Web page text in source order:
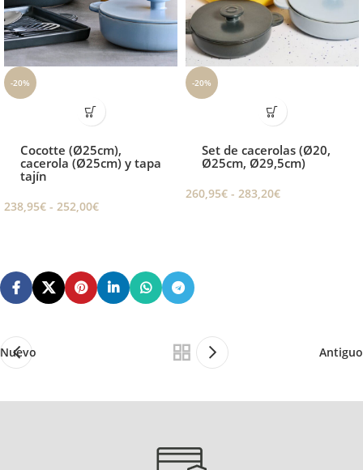
-20%
Cocotte (Ø25cm),
cacerola (Ø25cm) y tapa
tajín
238,95€ - 252,00€
-20%
Set de cacerolas (Ø20,
Ø25cm, Ø29,5cm)
260,95€ - 283,20€
Nuevo Antiguo